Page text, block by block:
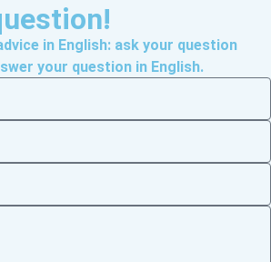
in English: ask your question
your question in English.